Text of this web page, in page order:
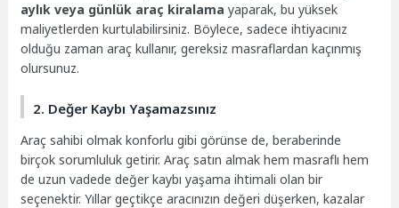
aylık veya günlük araç kiralama yaparak, bu yüksek
maliyetlerden kurtulabilirsiniz. Böylece, sadece ihtiyacınız
olduğu zaman araç kullanır, gereksiz masraflardan kaçınmış
olursunuz.
2. Değer Kaybı Yaşamazsınız
Araç sahibi olmak konforlu gibi görünse de, beraberinde
birçok sorumluluk getirir. Araç satın almak hem masraflı hem
de uzun vadede değer kaybı yaşama ihtimali olan bir
seçenektir. Yıllar geçtikçe aracınızın değeri düşerken, kazalar